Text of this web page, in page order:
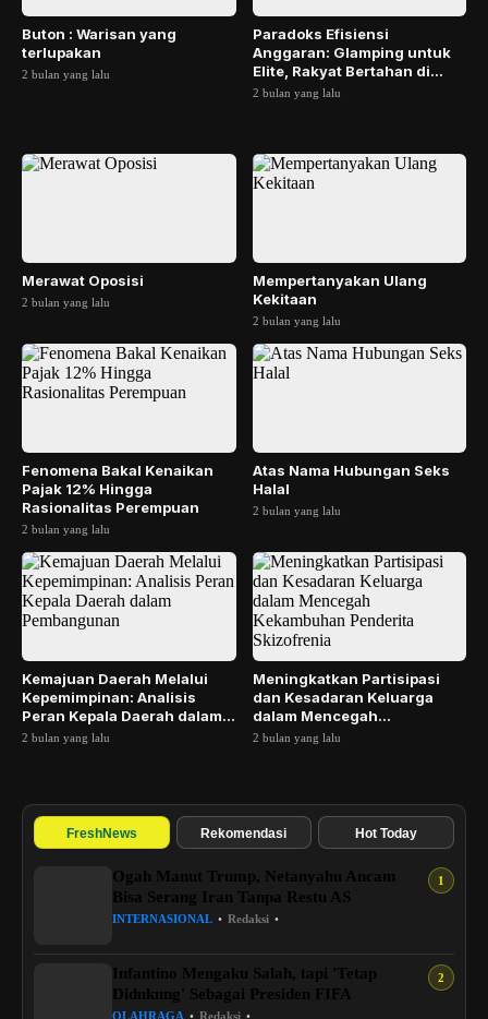
Buton : Warisan yang
terlupakan
2 bulan yang lalu
Paradoks Efisiensi
Anggaran: Glamping untuk
Elite, Rakyat Bertahan di
Bawah Garis Kemiskin...
2 bulan yang lalu
Merawat Oposisi
2 bulan yang lalu
Mempertanyakan Ulang
Kekitaan
2 bulan yang lalu
Fenomena Bakal Kenaikan
Pajak 12% Hingga
Rasionalitas Perempuan
2 bulan yang lalu
Atas Nama Hubungan Seks
Halal
2 bulan yang lalu
Kemajuan Daerah Melalui
Kepemimpinan: Analisis
Peran Kepala Daerah dalam
Pembangunan
2 bulan yang lalu
Meningkatkan Partisipasi
dan Kesadaran Keluarga
dalam Mencegah
Kekambuhan Penderita
2 bulan yang lalu
FreshNews Rekomendasi Hot Today
Ogah Manut Trump, Netanyahu Ancam
Bisa Serang Iran Tanpa Restu AS
INTERNASIONAL • Redaksi •
Infantino Mengaku Salah, tapi 'Tetap
Didukung' Sebagai Presiden FIFA
OLAHRAGA • Redaksi •